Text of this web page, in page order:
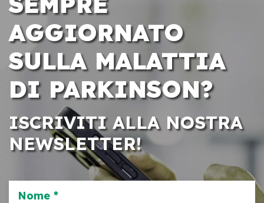
AGGIORNATO
SULLA MALATTIA
DI PARKINSON?
ISCRIVITI ALLA NOSTRA
NEWSLETTER!
Nome *